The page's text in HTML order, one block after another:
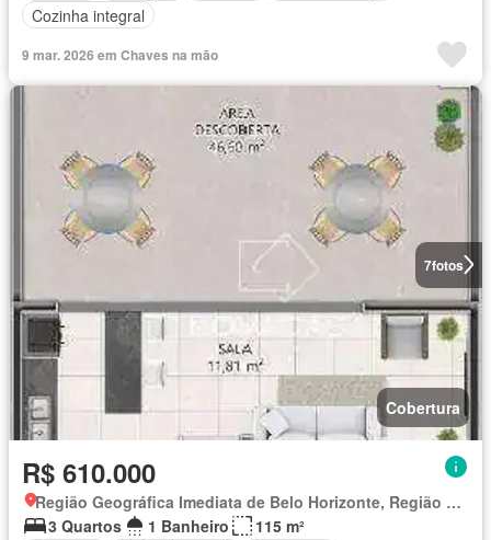
Cozinha integral
9 mar. 2026 em Chaves na mão
7fotos
Cobertura
R$ 610.000
Região Geográfica Imediata de Belo Horizonte, Região Metropolitana de Belo Horizonte
3 Quartos
1 Banheiro
115 m²